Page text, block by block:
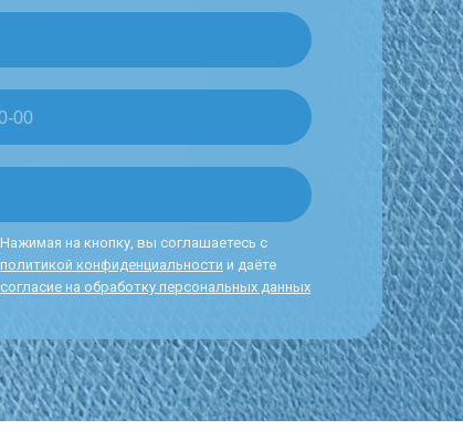
Нажимая на кнопку, вы соглашаетесь с
политикой конфиденциальности и даёте
согласие на обработку персональных данных